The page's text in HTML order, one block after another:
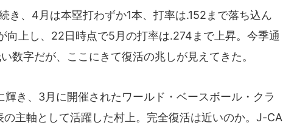
き、4月は本塁打わずか1本、打率は.152まで落ち込ん
向上し、22日時点で5月の打率は.274まで上昇。今季通
数字だが、ここにきて復活の兆しが見えてきた。
き、3月に開催されたワールド・ベースボール・クラ
の主軸として活躍した村上。完全復活は近いのか。J-CA